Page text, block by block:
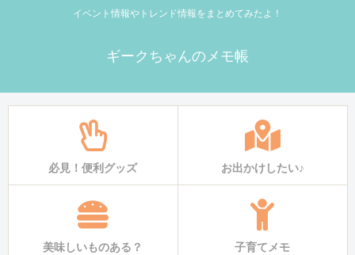
イベント情報やトレンド情報をまとめてみたよ！
ギークちゃんのメモ帳
必見！便利グッズ お出かけしたい♪
美味しいものある？ 子育てメモ